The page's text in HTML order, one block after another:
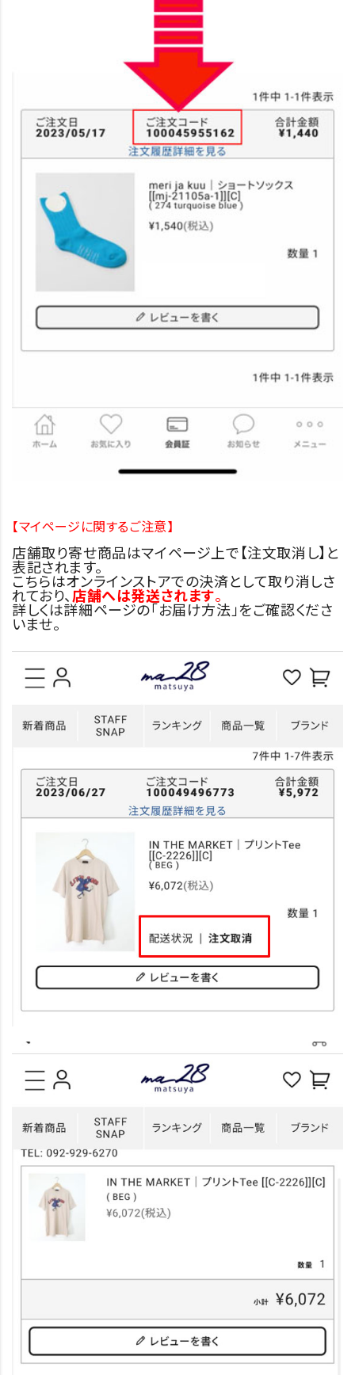
【マイページに関するご注意】
店舗取り寄せ商品はマイページ上で【注文取消し】と
表記されます。
こちらはオンラインストアでの決済として取り消しさ
れており、店舗へは発送されます。
詳しくは詳細ページの「お届け方法」をご確認くださ
いませ。